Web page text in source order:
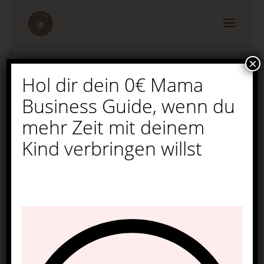
Lange Autofahrten mit
Kindern: 55 geniale
Ideen gegen Langeweile
vonMelina |Feb. 21, 2026|Aktivitäten für Kinder
0 Kommentare
Hol dir dein 0€ Mama
Business Guide, wenn du
mehr Zeit mit deinem
Kind verbringen willst
×